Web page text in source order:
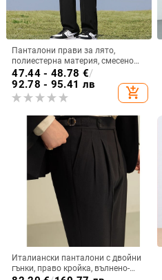
Панталони прави за лято,
полиестерна материя, смесено
химическо влакно, декорация с
цип
47.44 - 48.78 €/
92.78 - 95.41 лв
add_shopping_cart
Италиански панталони с двойни
гънки, право кройка, вълнено-